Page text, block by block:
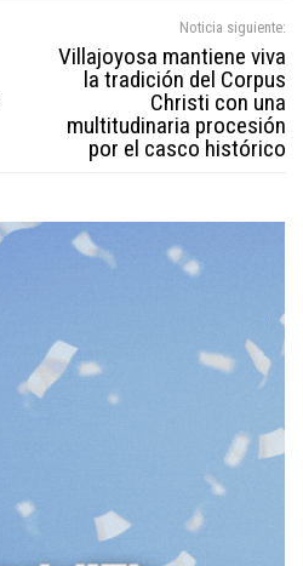
Noticia siguiente:
Villajoyosa mantiene viva
la tradición del Corpus
Christi con una
multitudinaria procesión
por el casco histórico